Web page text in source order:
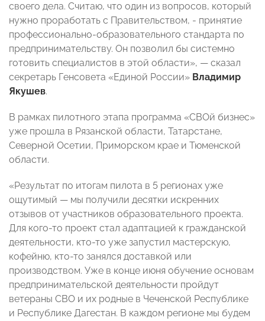
своего дела. Считаю, что один из вопросов, который
нужно проработать с Правительством, - принятие
профессионально-образовательного стандарта по
предпринимательству. Он позволил бы системно
готовить специалистов в этой области», — сказал
секретарь Генсовета «Единой России» Владимир
Якушев.
В рамках пилотного этапа программа «СВОй бизнес»
уже прошла в Рязанской области, Татарстане,
Северной Осетии, Приморском крае и Тюменской
области.
«Результат по итогам пилота в 5 регионах уже
ощутимый — мы получили десятки искренних
отзывов от участников образовательного проекта.
Для кого-то проект стал адаптацией к гражданской
деятельности, кто-то уже запустил мастерскую,
кофейню, кто-то занялся доставкой или
производством. Уже в конце июня обучение основам
предпринимательской деятельности пройдут
ветераны СВО и их родные в Чеченской Республике
и Республике Дагестан. В каждом регионе мы будем